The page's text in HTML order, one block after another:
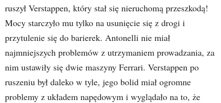
ruszył Verstappen, który stał się nieruchomą przeszkodą!
Mocy starczyło mu tylko na usunięcie się z drogi i
przytulenie się do barierek. Antonelli nie miał
najmniejszych problemów z utrzymaniem prowadzania, za
nim ustawiły się dwie maszyny Ferrari. Verstappen po
ruszeniu był daleko w tyle, jego bolid miał ogromne
problemy z układem napędowym i wyglądało na to, że